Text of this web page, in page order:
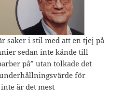
saker i stil med att en tjej på
sedan inte kände till
på” utan tolkade det
för
är det mest